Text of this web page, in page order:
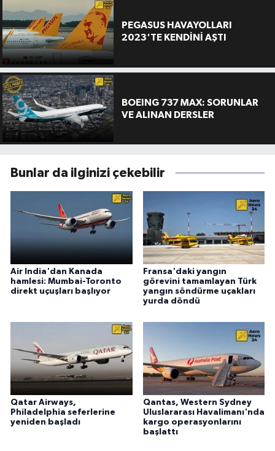
PEGASUS HAVAYOLLARI
2023'TE KENDİNİ AŞTI
BOEING 737 MAX: SORUNLAR
VE ALINAN DERSLER
Bunlar da ilginizi çekebilir
Air India'dan Kanada
hamlesi: Mumbai-Toronto
direkt uçuşları başlıyor
Fransa'daki yangın
görevini tamamlayan Türk
yangın söndürme uçakları
yurda döndü
Qatar Airways,
Philadelphia seferlerine
yeniden başladı
Qantas, Western Sydney
Uluslararası Havalimanı'nda
kargo operasyonlarını
başlattı